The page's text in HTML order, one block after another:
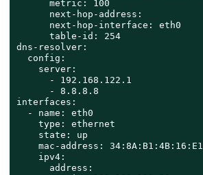
      metric: 100
      next-hop-address:
      next-hop-interface: eth0
      table-id: 254
dns-resolver:
  config:
    server:
      - 192.168.122.1
      - 8.8.8.8
interfaces:
  - name: eth0
    type: ethernet
    state: up
    mac-address: 34:8A:B1:4B:16:E1
    ipv4:
      address: